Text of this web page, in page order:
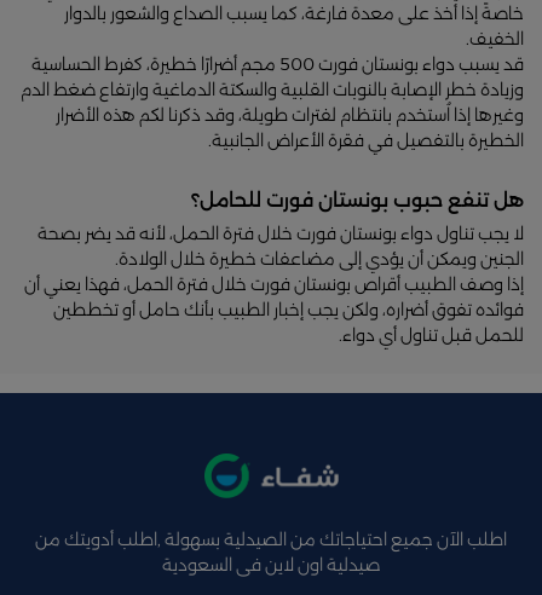
خاصةً إذا أُخذ على معدة فارغة، كما يسبب الصداع والشعور بالدوار
الخفيف.
قد يسبب دواء بونستان فورت 500 مجم أضرارًا خطيرة، كفرط الحساسية
وزيادة خطر الإصابة بالنوبات القلبية والسكتة الدماغية وارتفاع ضغط الدم
وغيرها إذا اُستخدم بانتظام لفترات طويلة، وقد ذكرنا لكم هذه الأضرار
الخطيرة بالتفصيل في فقرة الأعراض الجانبية.
هل تنفع حبوب بونستان فورت للحامل؟
لا يجب تناول دواء بونستان فورت خلال فترة الحمل، لأنه قد يضر بصحة
الجنين ويمكن أن يؤدي إلى مضاعفات خطيرة خلال الولادة.
إذا وصف الطبيب أقراص بونستان فورت خلال فترة الحمل، فهذا يعني أن
فوائده تفوق أضراره، ولكن يجب إخبار الطبيب بأنك حامل أو تخططين
للحمل قبل تناول أي دواء.
اطلب الآن جميع احتياجاتك من الصيدلية بسهولة ,اطلب أدويتك من
صيدلية اون لاين فى السعودية